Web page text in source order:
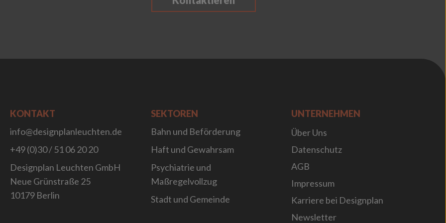
KONTAKT
info@designplanleuchten.de
+49 (0)30 / 51 06 20 20
Designplan Leuchten GmbH
Neue Grünstraße 25
10179 Berlin
SEKTOREN
Bahn und Beförderung
Haft und Gewahrsam
Psychiatrie und
Maßregelvollzug
Stadt und Gemeinde
UNTERNEHMEN
Über Uns
Datenschutz
AGB
Impressum
Karriere bei Designplan
Newsletter